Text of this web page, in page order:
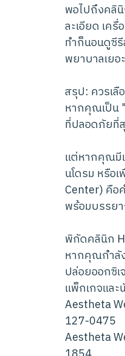
พอไปถึงคลิ
ละเอียด เค
ทำก็นอนดูซี
พยาบาลเย
สรุป: ควรเลื
หากคุณเป็น
ที่ปลอดภัยที่
แต่หากคุณมี
นโดรม หรือ
Center) คือ
พร้อมบรรย
พิกัดคลินิก
หากคุณกำลั
ปล่อยออกซิ
แพ็กเกจแล
Aestheta
127-0475
Aestheta